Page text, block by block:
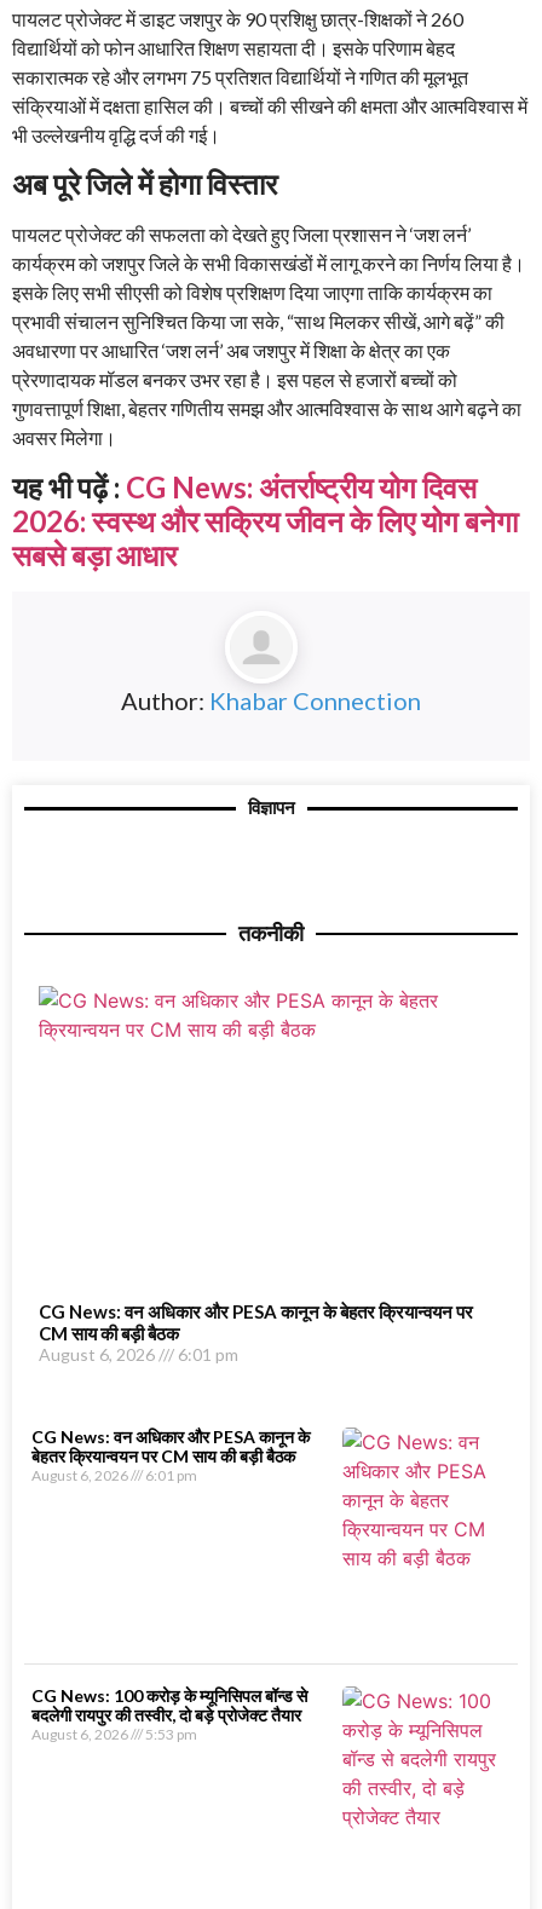
पायलट प्रोजेक्ट में डाइट जशपुर के 90 प्रशिक्षु छात्र-शिक्षकों ने 260
विद्यार्थियों को फोन आधारित शिक्षण सहायता दी। इसके परिणाम बेहद
सकारात्मक रहे और लगभग 75 प्रतिशत विद्यार्थियों ने गणित की मूलभूत
संक्रियाओं में दक्षता हासिल की। बच्चों की सीखने की क्षमता और आत्मविश्वास में
भी उल्लेखनीय वृद्धि दर्ज की गई।
अब पूरे जिले में होगा विस्तार
पायलट प्रोजेक्ट की सफलता को देखते हुए जिला प्रशासन ने ‘जश लर्न’
कार्यक्रम को जशपुर जिले के सभी विकासखंडों में लागू करने का निर्णय लिया है।
इसके लिए सभी सीएसी को विशेष प्रशिक्षण दिया जाएगा ताकि कार्यक्रम का
प्रभावी संचालन सुनिश्चित किया जा सके, “साथ मिलकर सीखें, आगे बढ़ें” की
अवधारणा पर आधारित ‘जश लर्न’ अब जशपुर में शिक्षा के क्षेत्र का एक
प्रेरणादायक मॉडल बनकर उभर रहा है। इस पहल से हजारों बच्चों को
गुणवत्तापूर्ण शिक्षा, बेहतर गणितीय समझ और आत्मविश्वास के साथ आगे बढ़ने का
अवसर मिलेगा।
यह भी पढ़ें : CG News: अंतर्राष्ट्रीय योग दिवस
2026: स्वस्थ और सक्रिय जीवन के लिए योग बनेगा
सबसे बड़ा आधार
Author: Khabar Connection
विज्ञापन
तकनीकी
CG News: वन अधिकार और PESA कानून के बेहतर क्रियान्वयन पर
CM साय की बड़ी बैठक
August 6, 2026 6:01 pm
CG News: वन अधिकार और PESA कानून के
बेहतर क्रियान्वयन पर CM साय की बड़ी बैठक
August 6, 2026 6:01 pm
CG News: 100 करोड़ के म्यूनिसिपल बॉन्ड से
बदलेगी रायपुर की तस्वीर, दो बड़े प्रोजेक्ट तैयार
August 6, 2026 5:53 pm